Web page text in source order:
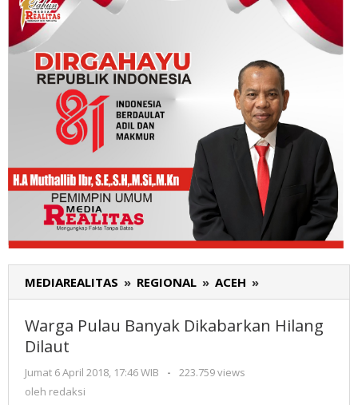
MEDIAREALITAS » REGIONAL » ACEH »
Pulau
Banyak
Dikabarkan
Warga Pulau Banyak Dikabarkan Hilang
Dilaut
Jumat 6 April 2018, 17:46 WIB
oleh
-
223.759 views
oleh redaksi